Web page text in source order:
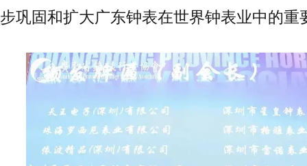
步巩固和扩大广东钟表在世界钟表业中的重